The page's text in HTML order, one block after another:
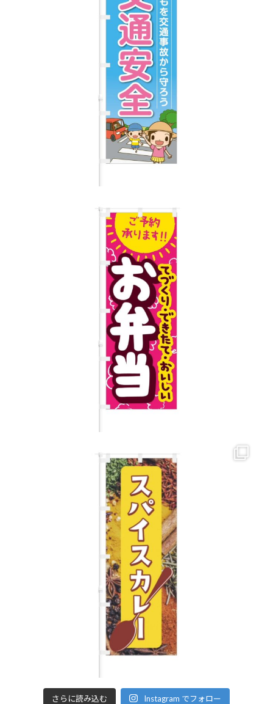
さらに読み込む Instagram でフォロー